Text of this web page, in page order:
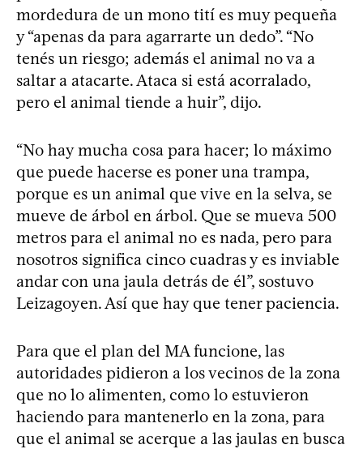
mordedura de un mono tití es muy pequeña
y “apenas da para agarrarte un dedo”. “No
tenés un riesgo; además el animal no va a
saltar a atacarte. Ataca si está acorralado,
pero el animal tiende a huir”, dijo.
“No hay mucha cosa para hacer; lo máximo
que puede hacerse es poner una trampa,
porque es un animal que vive en la selva, se
mueve de árbol en árbol. Que se mueva 500
metros para el animal no es nada, pero para
nosotros significa cinco cuadras y es inviable
andar con una jaula detrás de él”, sostuvo
Leizagoyen. Así que hay que tener paciencia.
Para que el plan del MA funcione, las
autoridades pidieron a los vecinos de la zona
que no lo alimenten, como lo estuvieron
haciendo para mantenerlo en la zona, para
que el animal se acerque a las jaulas en busca